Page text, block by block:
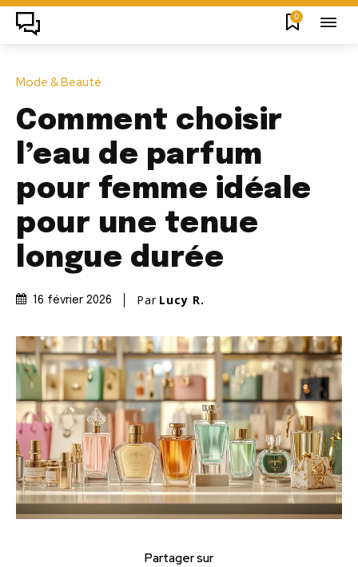
0
Mode & Beauté
Comment choisir
l’eau de parfum
pour femme idéale
pour une tenue
longue durée
16 février 2026 Par Lucy R.
Partager sur